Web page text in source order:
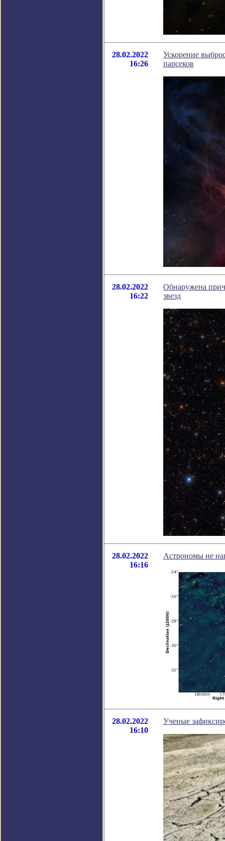
28.02.2022
16:26
Ускорение
парсеков
28.02.2022
16:22
Обнаружена
звезд
28.02.2022
16:16
Астрономы не
28.02.2022
16:10
Ученые